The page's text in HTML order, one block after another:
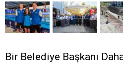
Bir Belediye Başkanı